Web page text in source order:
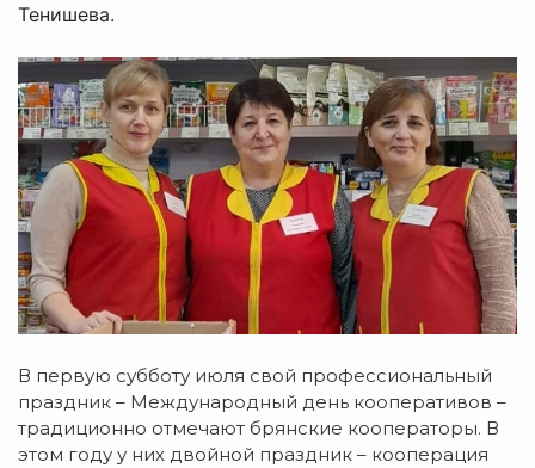
Тенишева.
В первую субботу июля свой профессиональный
праздник – Международный день кооперативов –
традиционно отмечают брянские кооператоры. В
этом году у них двойной праздник – кооперация